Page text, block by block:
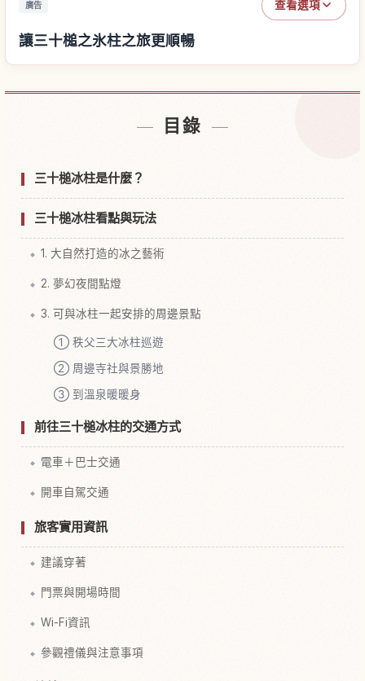
廣告 查看選項
讓三十槌之氷柱之旅更順暢
目錄
三十槌冰柱是什麼？
三十槌冰柱看點與玩法
1. 大自然打造的冰之藝術
2. 夢幻夜間點燈
3. 可與冰柱一起安排的周邊景點
① 秩父三大冰柱巡遊
② 周邊寺社與景勝地
③ 到溫泉暖暖身
前往三十槌冰柱的交通方式
電車＋巴士交通
開車自駕交通
旅客實用資訊
建議穿著
門票與開場時間
Wi-Fi資訊
參觀禮儀與注意事項